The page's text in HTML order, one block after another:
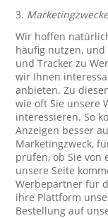
3.
Wir hoffen
häufig nutzen, und
und Tracker zu
wir Ihnen
anbieten. Zu
wie oft Sie unsere
interessieren. So
Anzeigen besser
Marketingzweck,
prüfen, ob Sie von
unsere Seite
Werbepartner für
ihre Plattform
Bestellung auf